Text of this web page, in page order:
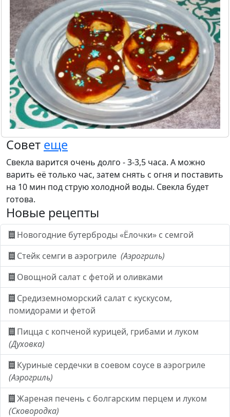
Совет еще
Свекла варится очень долго - 3-3,5 часа. А можно
варить её только час, затем снять с огня и поставить
на 10 мин под струю холодной воды. Свекла будет
готова.
Новые рецепты
Новогодние бутерброды «Ёлочки» с семгой
Стейк семги в аэрогриле (Аэрогриль)
Овощной салат с фетой и оливками
Средиземноморский салат с кускусом,
помидорами и фетой
Пицца с копченой курицей, грибами и луком
(Духовка)
Куриные сердечки в соевом соусе в аэрогриле
(Аэрогриль)
Жареная печень с болгарским перцем и луком
(Сковородка)